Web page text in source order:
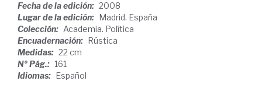
Fecha de la edición: 2008
Lugar de la edición: Madrid. España
Colección: Academia. Política
Encuadernación: Rústica
Medidas: 22 cm
Nº Pág.: 161
Idiomas: Español